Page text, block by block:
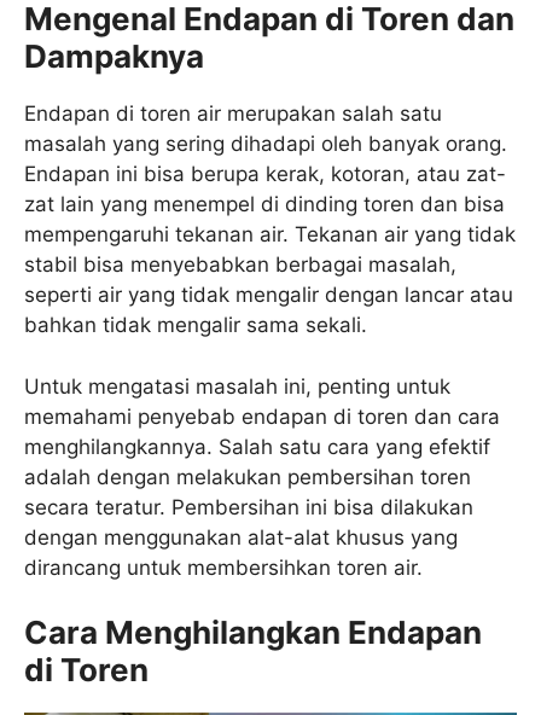
Mengenal Endapan di Toren dan
Dampaknya
Endapan di toren air merupakan salah satu
masalah yang sering dihadapi oleh banyak orang.
Endapan ini bisa berupa kerak, kotoran, atau zat-
zat lain yang menempel di dinding toren dan bisa
mempengaruhi tekanan air. Tekanan air yang tidak
stabil bisa menyebabkan berbagai masalah,
seperti air yang tidak mengalir dengan lancar atau
bahkan tidak mengalir sama sekali.
Untuk mengatasi masalah ini, penting untuk
memahami penyebab endapan di toren dan cara
menghilangkannya. Salah satu cara yang efektif
adalah dengan melakukan pembersihan toren
secara teratur. Pembersihan ini bisa dilakukan
dengan menggunakan alat-alat khusus yang
dirancang untuk membersihkan toren air.
Cara Menghilangkan Endapan
di Toren